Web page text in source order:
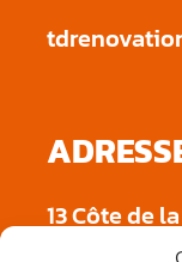
13 Côte de
12000 Le